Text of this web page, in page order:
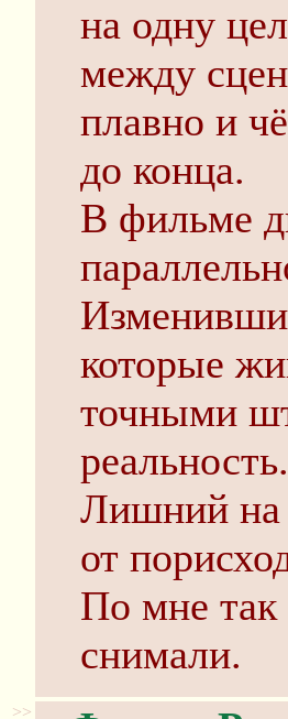
на одну
между
плавно и
до конца.
В фильме
которые
точными
реальность.
Лишний на
от
По мне так
снимали.
>>